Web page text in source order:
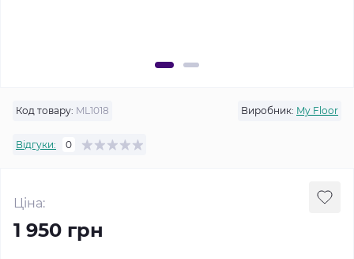
Код товару: ML1018 Виробник: My Floor
Відгуки: 0
Ціна:
1 950 грн